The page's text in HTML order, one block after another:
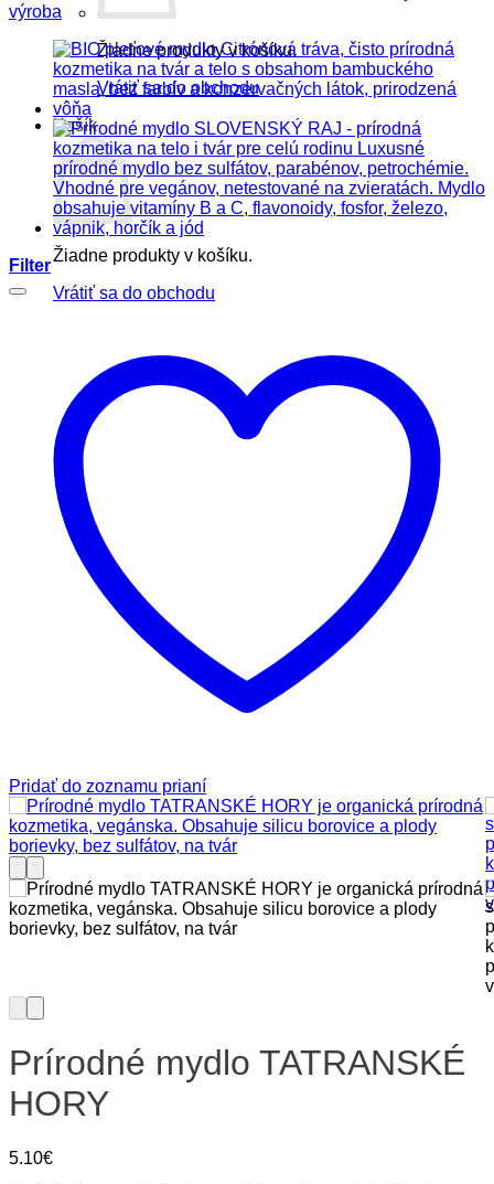
Žiadne produkty v košíku.
Vrátiť sa do obchodu
Košík
Žiadne produkty v košíku.
Vrátiť sa do obchodu
výroba
Filter
Pridať do zoznamu prianí
Prírodné mydlo TATRANSKÉ
HORY
5.10€